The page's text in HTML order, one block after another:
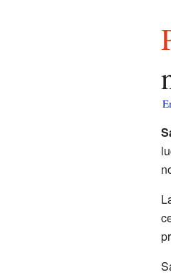
Provincia de